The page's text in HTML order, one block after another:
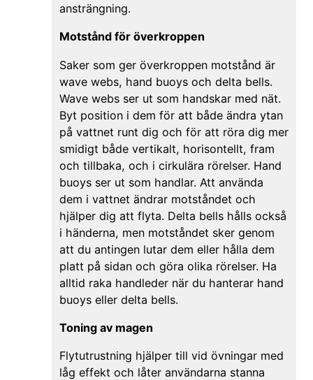
ansträngning.
Motstånd för överkroppen
Saker som ger överkroppen motstånd är
wave webs, hand buoys och delta bells.
Wave webs ser ut som handskar med nät.
Byt position i dem för att både ändra ytan
på vattnet runt dig och för att röra dig mer
smidigt både vertikalt, horisontellt, fram
och tillbaka, och i cirkulära rörelser. Hand
buoys ser ut som handlar. Att använda
dem i vattnet ändrar motståndet och
hjälper dig att flyta. Delta bells hålls också
i händerna, men motståndet sker genom
att du antingen lutar dem eller hålla dem
platt på sidan och göra olika rörelser. Ha
alltid raka handleder när du hanterar hand
buoys eller delta bells.
Toning av magen
Flytutrustning hjälper till vid övningar med
låg effekt och låter användarna stanna